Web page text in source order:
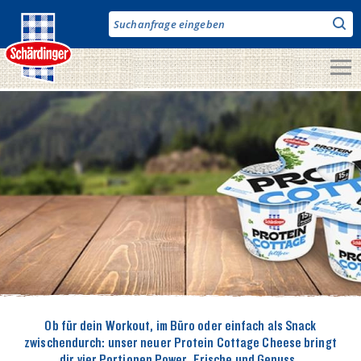
zum
Inhalt
Unsere Produkte
Milch & Co.
Käse
Butter
Fruchtjoghurt & Drinks
Desserts
Bergbauern Produkte
Vegane Produkte
Ob für dein Workout, im Büro oder einfach als Snack
zwischendurch: unser neuer Protein Cottage Cheese bringt